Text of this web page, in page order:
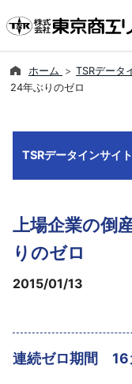
ホーム TSRデータ
24年ぶりのゼロ
TSRデータインサイト
上場企業の倒
りのゼロ
2015/01/13
連続ゼロ期間 16